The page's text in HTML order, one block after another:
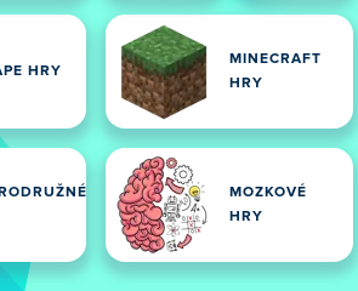
HRY
MINECRAFT
HRY
MOZKOVÉ
HRY